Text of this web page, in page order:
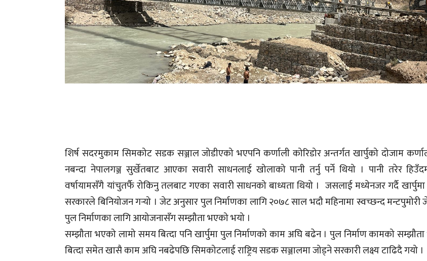
शिर्ष सदरमुकाम सिमकोट सडक सञ्जाल जोडीएको भएपनि कर्णाली कोरिडोर अन्तर्गत खार्पुको दोजाम
नबन्दा नेपालगञ्ज सुर्खेतबाट आएका सवारी साधनलाई खोलाको पानी तर्नु पर्ने थियो । पानी तरेर
वर्षायामसँगै यांचुतर्फै रोकिनु तलबाट गएका सवारी साधनको बाध्यता थियो । जसलाई मध्येनजर गर्दै
सरकारले बिनियोजन गर्‍यो । जेट अनुसार पुल निर्माणका लागि २०७८ साल भदौ महिनामा स्वच्छन्द मन्टपुमोरी
पुल निर्माणका लागि आयोजनासँग सम्झौता भएको भयो ।
सम्झौता भएको लामो समय बित्दा पनि खार्पुमा पुल निर्माणको काम अघि बढेन । पुल निर्माण कामको
बित्दा समेत खासै काम अघि नबढेपछि सिमकोटलाई राष्ट्रिय सडक सञ्जालमा जोड्ने सरकारी लक्ष्य टाढिदै गयो ।